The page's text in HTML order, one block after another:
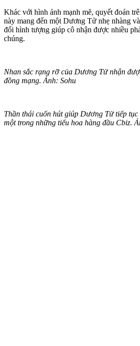
Khác với hình ảnh mạnh mẽ, quyết đoán
này mang đến một Dương Tử nhẹ nhàng
đổi hình tượng giúp cô nhận được nhiều
chúng.
Nhan sắc rạng rỡ của Dương Tử nhận
đồng mạng. Ảnh: Sohu
Thần thái cuốn hút giúp Dương Tử tiếp
một trong những tiểu hoa hàng đầu Cbiz.